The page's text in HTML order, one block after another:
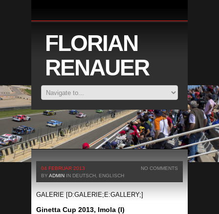
FLORIAN
RENAUER
04 FEBRUAR 2013
BY ADMIN IN DEUTSCH ENGLISCH
NO COMMENTS
GALERIE [D:GALERIE;E:GALLERY;]
Ginetta Cup 2013, Imola (I)